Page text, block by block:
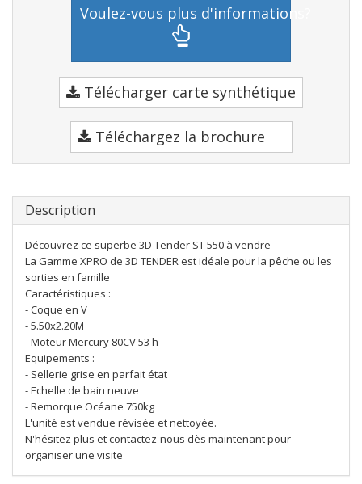
Voulez-vous plus d'informations?
Télécharger carte synthétique
Téléchargez la brochure
Description
​Découvrez ce superbe 3D Tender ST 550 à vendre
La Gamme XPRO de 3D TENDER est idéale pour la pêche ou les
sorties en famille
Caractéristiques :
- Coque en V
- 5.50x2.20M
- Moteur Mercury 80CV 53 h
Equipements :
- Sellerie grise en parfait état
- Echelle de bain neuve
- Remorque Océane 750kg
L'unité est vendue révisée et nettoyée.
N'hésitez plus et contactez-nous dès maintenant pour
organiser une visite